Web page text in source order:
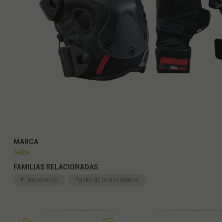
MARCA
Seba
FAMILIAS RELACIONADAS
Protecciones Packs de protecciones